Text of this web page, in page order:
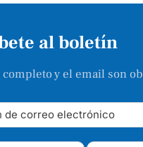
al boletín
y el email son